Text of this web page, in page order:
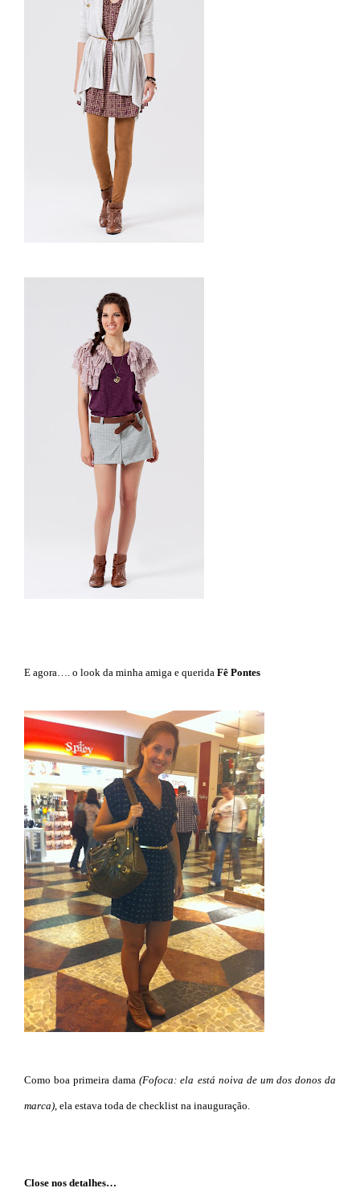
E agora…. o look da minha amiga e querida Fê Pontes
Como boa primeira dama(Fofoca: ela está noiva de um dos donos da
marca) , ela estava toda de checklist na inauguração.
Close nos detalhes…